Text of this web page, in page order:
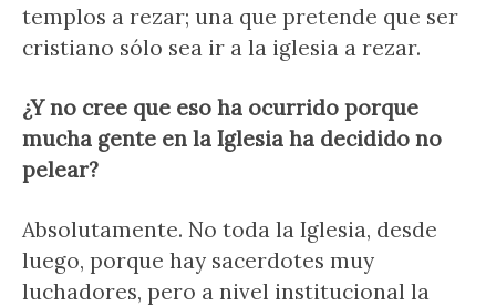
templos a rezar; una que pretende que ser
cristiano sólo sea ir a la iglesia a rezar.
¿Y no cree que eso ha ocurrido porque
mucha gente en la Iglesia ha decidido no
pelear?
Absolutamente. No toda la Iglesia, desde
luego, porque hay sacerdotes muy
luchadores, pero a nivel institucional la